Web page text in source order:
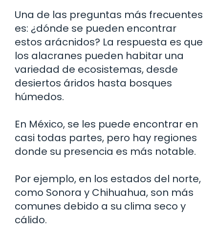
Una de las preguntas más frecuentes
es: ¿dónde se pueden encontrar
estos arácnidos? La respuesta es que
los alacranes pueden habitar una
variedad de ecosistemas, desde
desiertos áridos hasta bosques
húmedos.
En México, se les puede encontrar en
casi todas partes, pero hay regiones
donde su presencia es más notable.
Por ejemplo, en los estados del norte,
como Sonora y Chihuahua, son más
comunes debido a su clima seco y
cálido.